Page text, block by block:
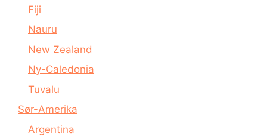
Fiji
Nauru
New Zealand
Ny-Caledonia
Tuvalu
Sør-Amerika
Argentina